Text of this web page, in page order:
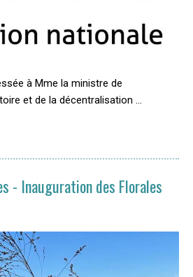
à Mme la ministre de
et de la décentralisation …
- Inauguration des Florales